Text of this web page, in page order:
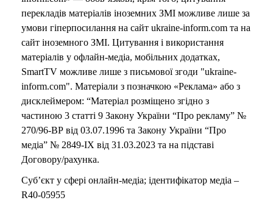
перекладів матеріалів іноземних ЗМІ можливе лише за
умови гіперпосилання на сайт ukraine-inform.com та на
сайт іноземного ЗМІ. Цитування і використання
матеріалів у офлайн-медіа, мобільних додатках,
SmartTV можливе лише з письмової згоди "ukraine-
inform.com". Матеріали з позначкою «Реклама» або з
дисклеймером: “Матеріал розміщено згідно з
частиною 3 статті 9 Закону України “Про рекламу” №
270/96-ВР від 03.07.1996 та Закону України “Про
медіа” № 2849-IX від 31.03.2023 та на підставі
Договору/рахунка.
Суб’єкт у сфері онлайн-медіа; ідентифікатор медіа –
R40-05955